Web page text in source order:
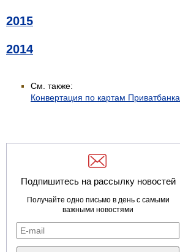
2015
2014
См. также:
Конвертация по картам Приватбанка
Подпишитесь на рассылку новостей
Получайте одно письмо в день с самыми
важными новостями